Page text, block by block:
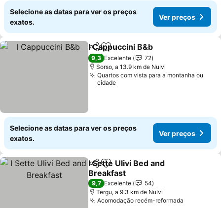
Selecione as datas para ver os preços
exatos.
Ver preços
PartilharAdicionar aos favoritos
I Cappuccini B&b
9,3 Excelente
72
Sorso, a 13.9 km de Nulvi
Quartos com vista para a montanha ou
cidade
Selecione as datas para ver os preços
exatos.
Ver preços
PartilharAdicionar aos favoritos
I Sette Ulivi Bed and
Breakfast
9,7 Excelente
54
Tergu, a 9.3 km de Nulvi
Acomodação recém-reformada